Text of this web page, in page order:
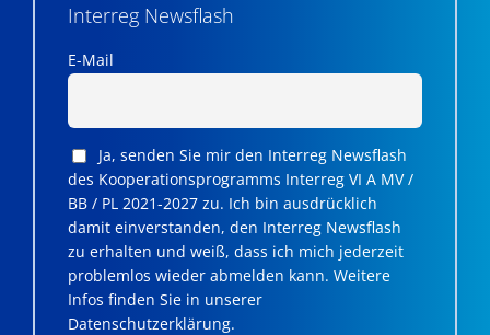
Interreg Newsflash
E-Mail
Ja, senden Sie mir den Interreg Newsflash
des Kooperationsprogramms Interreg VI A MV /
BB / PL 2021-2027 zu. Ich bin ausdrücklich
damit einverstanden, den Interreg Newsflash
zu erhalten und weiß, dass ich mich jederzeit
problemlos wieder abmelden kann. Weitere
Infos finden Sie in unserer
Datenschutzerklärung.